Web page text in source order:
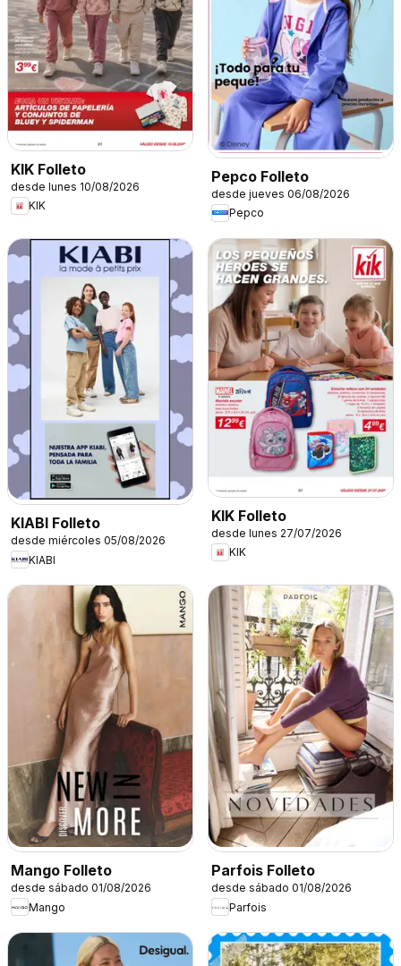
KIK Folleto
desde lunes 10/08/2026
KIK
Pepco Folleto
desde jueves 06/08/2026
Pepco
KIABI Folleto
desde miércoles 05/08/2026
KIABI
KIK Folleto
desde lunes 27/07/2026
KIK
Mango Folleto
desde sábado 01/08/2026
Mango
Parfois Folleto
desde sábado 01/08/2026
Parfois